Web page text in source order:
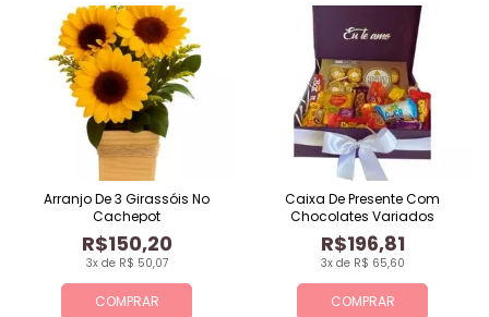
COMPRAR
3x de R$ 50,07
R$150,20
Arranjo De 3 Girassóis No
Cachepot
COMPRAR
3x de R$ 65,60
R$196,81
Caixa De Presente Com
Chocolates Variados